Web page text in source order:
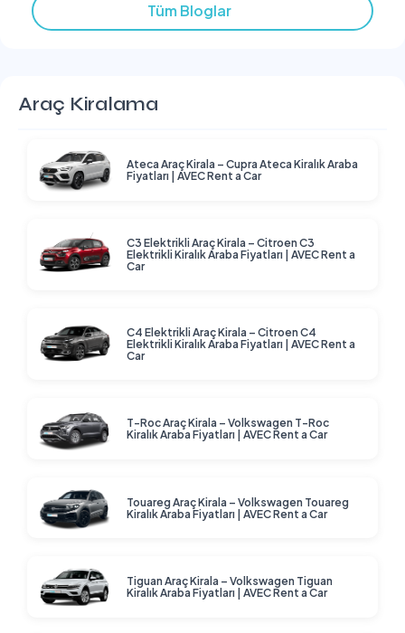
Tüm Bloglar
Araç Kiralama
Ateca Araç Kirala – Cupra Ateca Kiralık Araba
Fiyatları | AVEC Rent a Car
C3 Elektrikli Araç Kirala – Citroen C3
Elektrikli Kiralık Araba Fiyatları | AVEC Rent a
Car
C4 Elektrikli Araç Kirala – Citroen C4
Elektrikli Kiralık Araba Fiyatları | AVEC Rent a
Car
T-Roc Araç Kirala – Volkswagen T-Roc
Kiralık Araba Fiyatları | AVEC Rent a Car
Touareg Araç Kirala – Volkswagen Touareg
Kiralık Araba Fiyatları | AVEC Rent a Car
Tiguan Araç Kirala – Volkswagen Tiguan
Kiralık Araba Fiyatları | AVEC Rent a Car